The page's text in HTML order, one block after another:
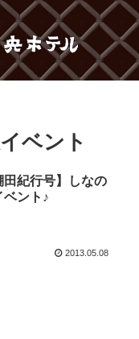
ベント
田紀行号】しなの
ベント♪
2013.05.08